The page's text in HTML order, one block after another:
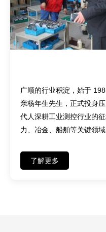
广顺的行业积淀，始于
亲杨年生先生，正式投身
代人深耕工业测控行业的
力、冶金、船舶等关键领域
了解更多